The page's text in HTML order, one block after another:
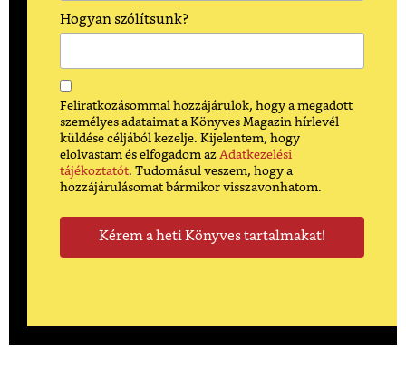
Hogyan szólítsunk?
Feliratkozásommal hozzájárulok, hogy a megadott
személyes adataimat a Könyves Magazin hírlevél
küldése céljából kezelje. Kijelentem, hogy
elolvastam és elfogadom az Adatkezelési
tájékoztatót. Tudomásul veszem, hogy a
hozzájárulásomat bármikor visszavonhatom.